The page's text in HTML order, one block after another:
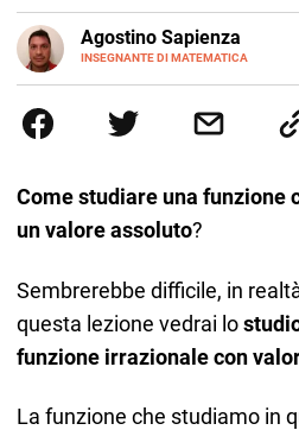
Agostino Sapienza
INSEGNANTE DI MATEMATICA
E-
MAIL
LINKEDIN
Internazionali a Messina e in
studi commercialisti sono
di ruolo nel 2023
Come studiare una funzione
un valore assoluto?
Sembrerebbe difficile, in
questa lezione vedrai lo
funzione irrazionale con
La funzione che studiamo in